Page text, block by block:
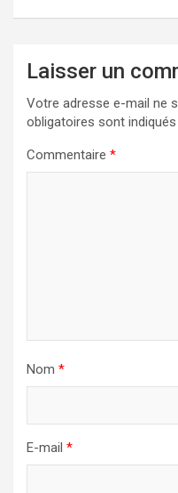
Laisser un
Votre adresse e-mail ne
obligatoires sont
Commentaire *
Nom *
E-mail *